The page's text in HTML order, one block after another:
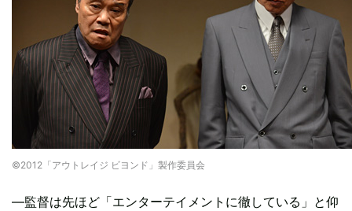
©2012「アウトレイジ ビヨンド」製作委員会
―監督は先ほど「エンターテイメントに徹している」と仰